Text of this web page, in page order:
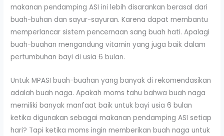
makanan pendamping ASI ini lebih disarankan berasal dari
buah-buhan dan sayur-sayuran. Karena dapat membantu
memperlancar sistem pencernaan sang buah hati. Apalagi
buah-buahan mengandung vitamin yang juga baik dalam
pertumbuhan bayi di usia 6 bulan.
Untuk MPASI buah-buahan yang banyak di rekomendasikan
adalah buah naga. Apakah moms tahu bahwa buah naga
memiliki banyak manfaat baik untuk bayi usia 6 bulan
ketika digunakan sebagai makanan pendamping ASI setiap
hari? Tapi ketika moms ingin memberikan buah naga untuk